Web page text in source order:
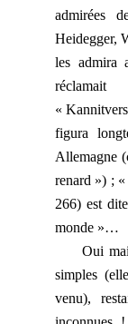
admirées
Heidegger,
les admira
réclamait
«
figura
Allemagne
renard ») ;
266) est
monde »…
Oui mais
simples
venu),